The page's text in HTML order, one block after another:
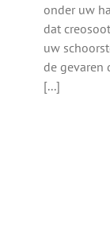
onder uw
dat
uw
de gevaren
[...]